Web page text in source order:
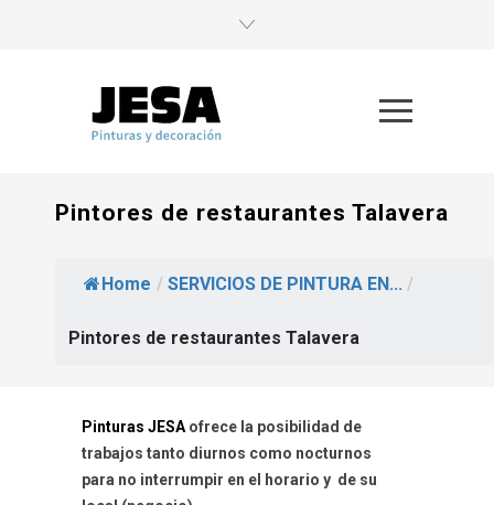
Pintores de restaurantes Talavera
Home / SERVICIOS DE PINTURA EN... /
Pintores de restaurantes Talavera
Pinturas JESAofrece la posibilidad de
trabajos tanto diurnos como nocturnos
para no interrumpir en el horario y de su